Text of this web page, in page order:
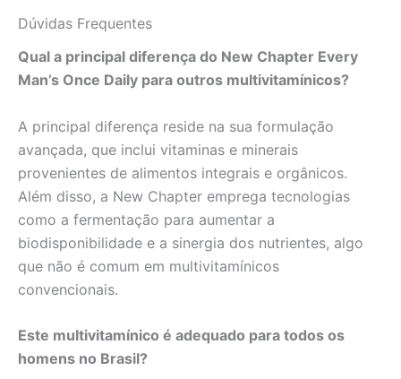
Dúvidas Frequentes
Qual a principal diferença do New Chapter Every
Man’s Once Daily para outros multivitamínicos?
A principal diferença reside na sua formulação
avançada, que inclui vitaminas e minerais
provenientes de alimentos integrais e orgânicos.
Além disso, a New Chapter emprega tecnologias
como a fermentação para aumentar a
biodisponibilidade e a sinergia dos nutrientes, algo
que não é comum em multivitamínicos
convencionais.
Este multivitamínico é adequado para todos os
homens no Brasil?